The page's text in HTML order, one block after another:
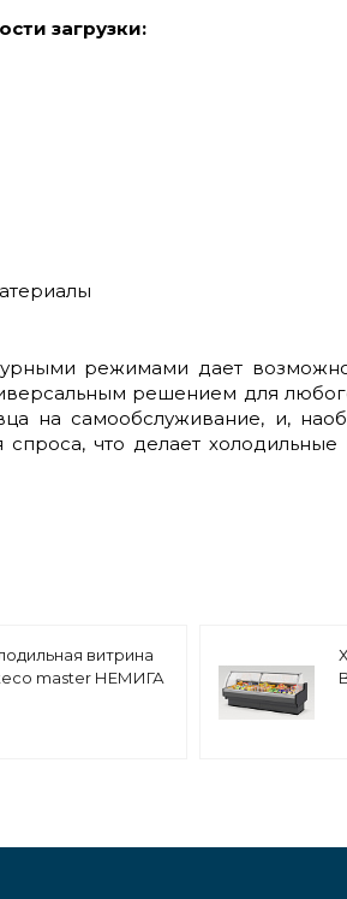
загрузки:
режимами дает
решением для
на самообслуживание, и,
спроса, что делает
витрина
master НЕМИГА